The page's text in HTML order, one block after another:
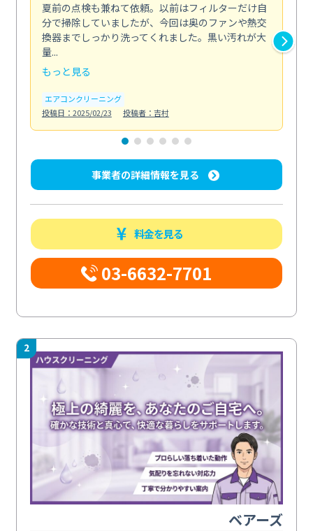
夏前の点検も兼ねて依頼。以前はフィルターだけ自
分で掃除していましたが、今回は奥のファンや熱交
換器までしっかり洗ってくれました。黒い汚れが大
量...
もっと見る
エアコンクリーニング
投稿日：2025/02/23
投稿者：吉村
事業者の詳細情報を見る
料金を見る
03-6632-7701
2
ベアーズ